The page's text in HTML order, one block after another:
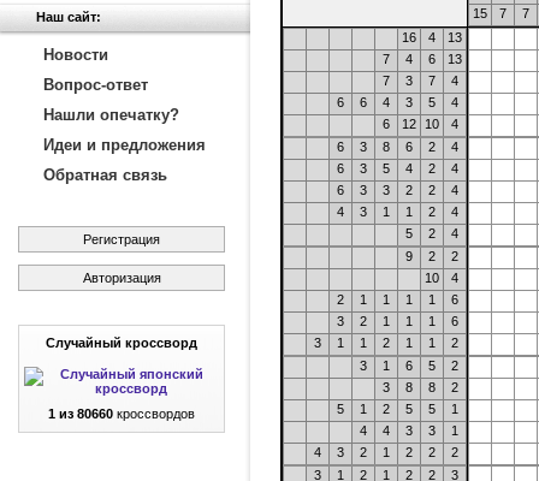
Наш сайт:
Новости
Вопрос-ответ
Нашли опечатку?
Идеи и предложения
Обратная связь
Регистрация
Авторизация
Случайный кроссворд
1 из 80660 кроссвордов
15
7
7
16
4
13
7
4 6
13
7
3 7
4
6
6 4 3 5
4
6
12 10
4
6
3 8 6 2
4
6
3 5 4 2
4
6
3 3 2 2
4
4
3 1 1 2
4
5
2
4
9
2
2
10
4
2
1 1 1 1
6
3
2 1 1 1
6
3
1 1 2 1 1
2
3
1 6 5
2
3
8 8
2
5
1 2 5 5
1
4
4 3 3
1
4
3 2 1 2 2
2
3
1 2 1 2 2
3